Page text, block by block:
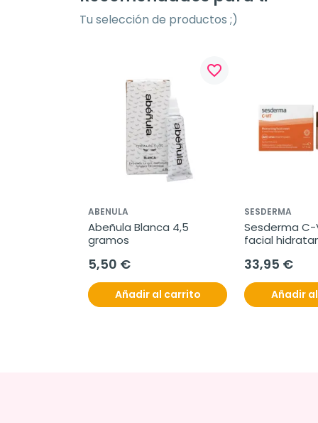
Tu selección de productos ;)
favorite_border
ABENULA
Abeñula Blanca 4,5
gramos
5,50 €
Añadir al carrito
SESDERMA
Sesderma C-
facial
33,95 €
Añadir